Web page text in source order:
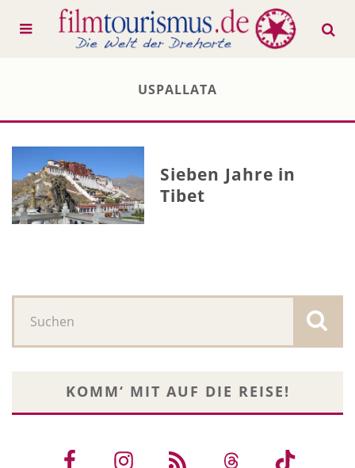
USPALLATA
Sieben Jahre in
Tibet
KOMM‘ MIT AUF DIE REISE!